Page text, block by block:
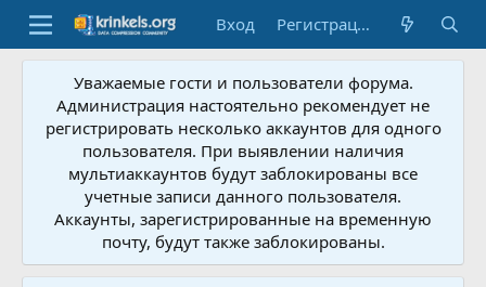
Вход Регистрация
Уважаемые гости и пользователи форума.
Администрация настоятельно рекомендует не
регистрировать несколько аккаунтов для одного
пользователя. При выявлении наличия
мультиаккаунтов будут заблокированы все
учетные записи данного пользователя.
Аккаунты, зарегистрированные на временную
почту, будут также заблокированы.